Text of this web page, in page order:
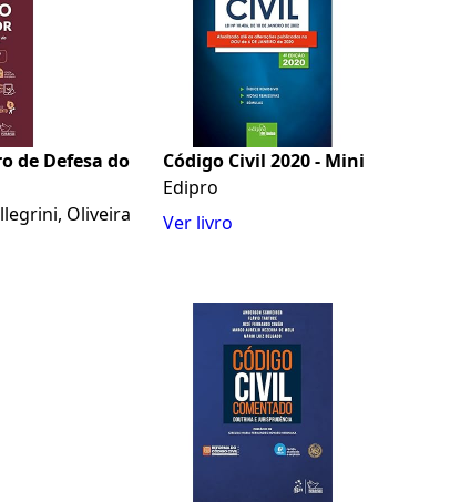
de Defesa do
Oliveira
Código Civil 2020 - Mini
Edipro
Ver livro